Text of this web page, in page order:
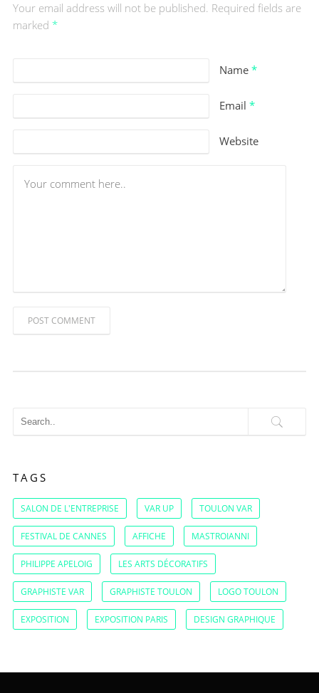
Your email address will not be published. Required fields are
marked *
Name *
Email *
Website
POST COMMENT
TAGS
SALON DE L'ENTREPRISE VAR UP TOULON VAR
FESTIVAL DE CANNES AFFICHE MASTROIANNI
PHILIPPE APELOIG LES ARTS DÉCORATIFS
GRAPHISTE VAR GRAPHISTE TOULON LOGO TOULON
EXPOSITION EXPOSITION PARIS DESIGN GRAPHIQUE